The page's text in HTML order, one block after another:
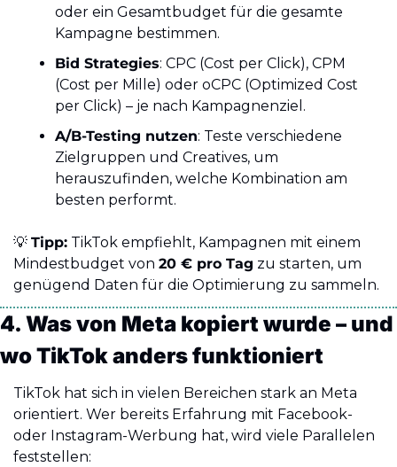
oder ein Gesamtbudget für die gesamte
Kampagne bestimmen.
Bid Strategies: CPC (Cost per Click), CPM
(Cost per Mille) oder oCPC (Optimized Cost
per Click) – je nach Kampagnenziel.
A/B-Testing nutzen: Teste verschiedene
Zielgruppen und Creatives, um
herauszufinden, welche Kombination am
besten performt.
💡 Tipp: TikTok empfiehlt, Kampagnen mit einem
Mindestbudget von 20 € pro Tag zu starten, um
genügend Daten für die Optimierung zu sammeln.
4. Was von Meta kopiert wurde – und
wo TikTok anders funktioniert
TikTok hat sich in vielen Bereichen stark an Meta
orientiert. Wer bereits Erfahrung mit Facebook-
oder Instagram-Werbung hat, wird viele Parallelen
feststellen: